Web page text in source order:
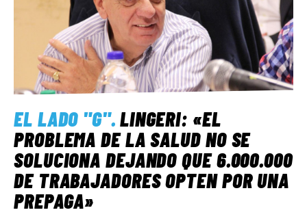
EL LADO "G".LINGERI: «EL
PROBLEMA DE LA SALUD NO SE
SOLUCIONA DEJANDO QUE 6.000.000
DE TRABAJADORES OPTEN POR UNA
PREPAGA»